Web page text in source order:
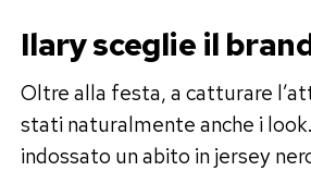
Ilary sceglie il
Oltre alla festa, a catturare
stati naturalmente anche i
indossato un abito in jersey